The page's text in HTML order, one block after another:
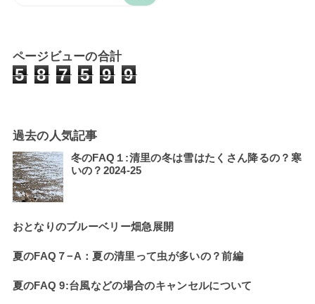
ページビューの合計
5 8 7 5 9 9
過去の人気記事
冬のFAQ１:清里の冬は雪はたくさん降るの？寒
いの？2024-25
おとなりのブルーベリー畑急展開
夏のFAQ７−A：夏の清里って虫が多いの？前編
夏のFAQ 9:台風などの場合のキャンセルについて